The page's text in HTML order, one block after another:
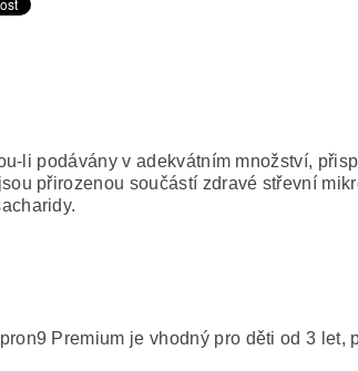
li podávány v adekvátním množství,
přirozenou součástí zdravé střevní
Premium je vhodný pro děti od 3